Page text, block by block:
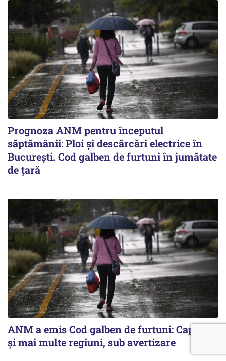
Prognoza ANM pentru începutul
săptămânii: Ploi și descărcări electrice în
București. Cod galben de furtuni în jumătate
de țară
ANM a emis Cod galben de furtuni: Capitala
și mai multe regiuni, sub avertizare